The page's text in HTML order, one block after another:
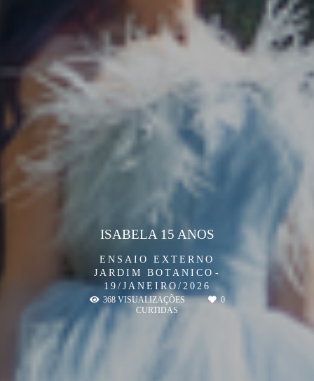
ENSAIO EXTERNO
JARDIM BOTANICO
19/JANEIRO/2026
ISABELA 15 ANOS
368VISUALIZAÇÕES
0
CURTIDAS